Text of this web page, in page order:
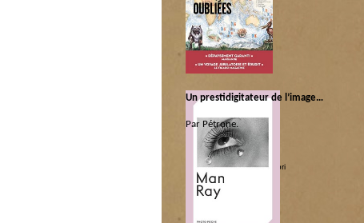
Catégorie :
Libri|Pas idiot
Un prestidigitateur de l’image…
Par Pétrone.
Catégorie :
Artes|Ça c’est beau| Libri